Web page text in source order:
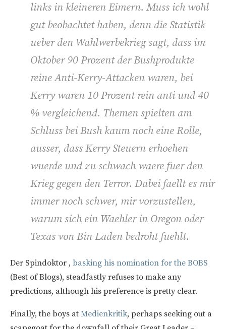
links in kleineren Eimern. Muss ich wohl
gut beobachtet haben, denn die Statistik
ueber den Wahlwerbekrieg sagt, dass im
Oktober 90 Prozent der Bushprodukte
reine Anti-Kerry-Attacken waren, bei
Kerry waren 10 Prozent rein anti und 40
% vergleichend. Themen spielten am
Schluss bei Bush kaum noch eine Rolle,
ausser, dass Kerry Steuern erhoehen
wuerde und zu schwach waere fuer den
Krieg gegen den Terror. Dabei faellt es mir
immer noch schwer, mir vorzustellen,
warum sich ein Waehler in Oregon oder
Texas von Bin Laden bedroht fuehlt.
Der Spindoktor , basking his nomination for the BOBS
(Best of Blogs), steadfastly refuses to make any
predictions, although his preference is pretty clear.
Finally, the boys at Medienkritik, perhaps seeking out a